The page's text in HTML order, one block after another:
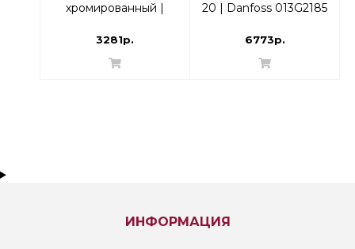
хромированный |
RTR-N
3281р.
20 | Danfoss 013G2185
6773р.
ИНФОРМАЦИЯ